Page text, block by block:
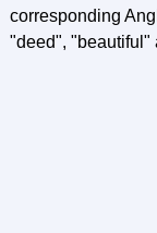
corresponding
"deed", "beautiful"